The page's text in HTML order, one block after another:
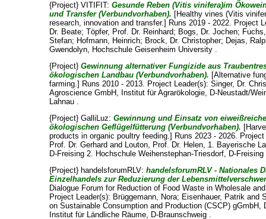
{Project} VITIFIT:Gesunde Reben (Vitis vinifera)im
und Transfer (Verbundvorhaben). [Healthy vines (Vitis
research, innovation and transfer.] Runs 2019 - 2022. Project
Dr. Beate;Töpfer, Prof. Dr. Reinhard; Bogs, Dr. Jochen;
Stefan; Hofmann, Heinrich; Brock, Dr. Christopher; Dejas,
Gwendolyn, Hochschule Geisenheim University .
{Project}Gewinnung alternativer Fungizide aus
ökologischen Landbau (Verbundvorhaben). [Alternative
farming.] Runs 2010 - 2013. Project Leader(s):Singer, Dr.
Agroscience GmbH, Institut für Agrarökologie, D-Neustadt/
Lahnau .
{Project} GalliLuz:Gewinnung und Einsatz von
ökologischen Geflügelfütterung (Verbundvorhaben).
products in organic poultry feeding.] Runs 2023 - 2026.
Prof. Dr. Gerhard and Louton, Prof. Dr. Helen, 1. Bayerische
D-Freising 2. Hochschule Weihenstephan-Triesdorf, D-
{Project} handelsforumRLV:handelsforumRLV - Nationales
Einzelhandels zur Reduzierung der
Dialogue Forum for Reduction of Food Waste in Wholesale
Project Leader(s): Brüggemann, Nora; Eisenhauer, Patrik and
on Sustainable Consumption and Production (CSCP) gGmbH,
Institut für Ländliche Räume, D-Braunschweig .